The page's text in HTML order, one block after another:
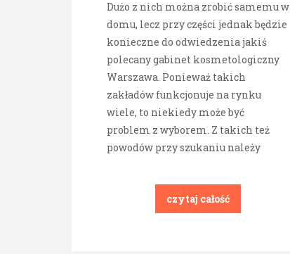
Dużo z nich można zrobić samemu w
domu, lecz przy części jednak będzie
konieczne do odwiedzenia jakiś
polecany gabinet kosmetologiczny
Warszawa. Ponieważ takich
zakładów funkcjonuje na rynku
wiele, to niekiedy może być
problem z wyborem. Z takich też
powodów przy szukaniu należy
czytaj całość